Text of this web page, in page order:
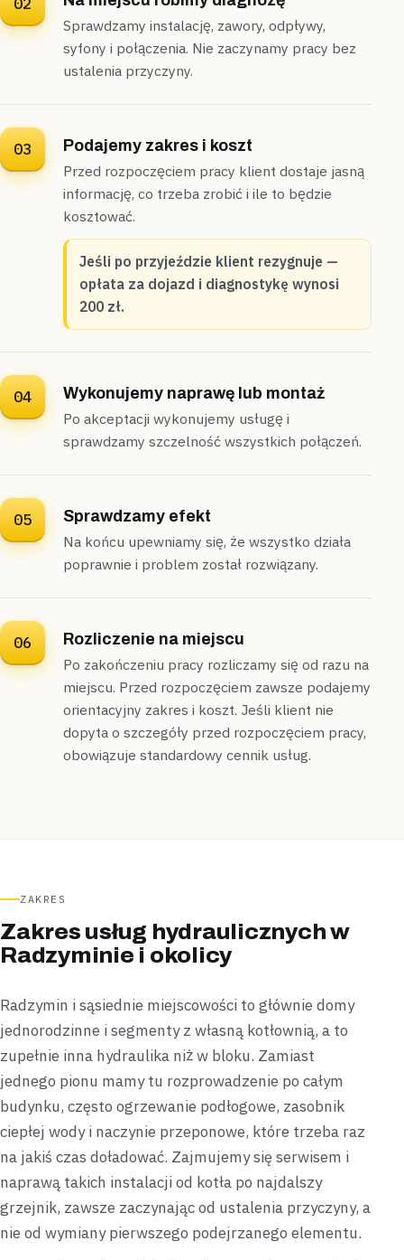
„Przy wejściu rury spustowej do piwnicy pojawiła
się wilgoć widoczna dopiero wieczorem po
deszczu.”
Wieczorem uszczelniliśmy przejście rury przez
fundament i sprawdziliśmy resztę podejść w piwnicy —
ściana zostaje teraz sucha nawet po ulewie
Uszczelnione Wieczorny wyjazd
Klembów dom z hydroforem
ciśnieniem, na które stary bojler nie był
przystosowany.”
Zamontowaliśmy model przystosowany do wyższego
ciśnienia i od razu odcięliśmy zawór na czas prac —
pracuje teraz bez żadnych obaw.
Sprawdzamy instalację, zawory, odpływy,
syfony i połączenia. Nie zaczynamy pracy bez
ustalenia przyczyny.
03
Podajemy zakres i koszt
Przed rozpoczęciem pracy klient dostaje jasną
informację, co trzeba zrobić i ile to będzie
kosztować.
Jeśli po przyjeździe klient rezygnuje —
opłata za dojazd i diagnostykę wynosi
200 zł.
04
Wykonujemy naprawę lub montaż
Po akceptacji wykonujemy usługę i
sprawdzamy szczelność wszystkich połączeń.
05
Sprawdzamy efekt
Na końcu upewniamy się, że wszystko działa
poprawnie i problem został rozwiązany.
06
Rozliczenie na miejscu
Po zakończeniu pracy rozliczamy się od razu na
miejscu. Przed rozpoczęciem zawsze podajemy
orientacyjny zakres i koszt. Jeśli klient nie
dopyta o szczegóły przed rozpoczęciem pracy,
obowiązuje standardowy cennik usług.
ZAKRES
Zakres usług hydraulicznych w
Radzyminie i okolicy
Radzymin i sąsiednie miejscowości to głównie domy
jednorodzinne i segmenty z własną kotłownią, a to
zupełnie inna hydraulika niż w bloku. Zamiast
jednego pionu mamy tu rozprowadzenie po całym
budynku, często ogrzewanie podłogowe, zasobnik
ciepłej wody i naczynie przeponowe, które trzeba raz
na jakiś czas doładować. Zajmujemy się serwisem i
naprawą takich instalacji od kotła po najdalszy
grzejnik, zawsze zaczynając od ustalenia przyczyny, a
nie od wymiany pierwszego podejrzanego elementu.